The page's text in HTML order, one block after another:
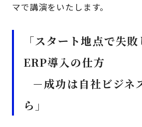
マで講演をいたします。
「スタート地点で失
ERP導入の仕方
－成功は自社ビジネ
ら 」